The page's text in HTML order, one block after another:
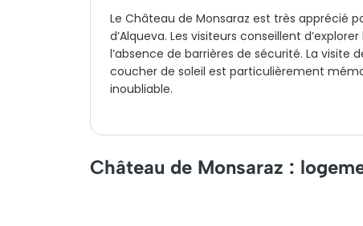
Le Château de Monsaraz est très apprécié
d’Alqueva. Les visiteurs conseillent
l’absence de barrières de sécurité. La
coucher de soleil est particulièrement
inoubliable.
Château de Monsaraz :